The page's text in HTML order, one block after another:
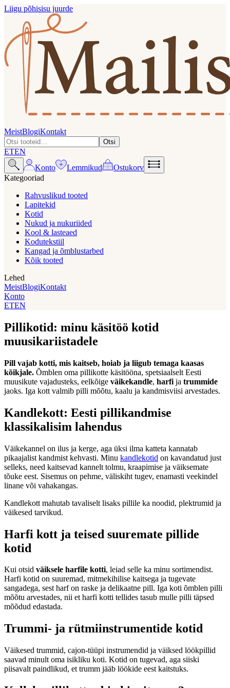
Liigu põhisisu juurde
MeistBlogiKontakt
Otsi
ETEN
Konto
Lemmikud
Ostukorv
Kategooriad
Rahvuslikud tooted
Lapitekid
Kotid
Nukud ja nukuriided
Kool & lasteaed
Kodutekstiil
Kangad ja õmblustarbed
Kõik tooted
Lehed
MeistBlogiKontakt
Konto
ETEN
Pillikotid: minu käsitöö kotid
muusikariistadele
Pill vajab kotti, mis kaitseb, hoiab ja liigub temaga kaasas
kõikjale. Õmblen oma pillikotte käsitööna, spetsiaalselt Eesti
muusikute vajadusteks, eelkõige väikekandle, harfi ja trummide
jaoks. Iga kott valmib pilli mõõtu, kaalu ja kandmisviisi arvestades.
Kandlekott: Eesti pillikandmise
klassikalisim lahendus
Väikekannel on ilus ja kerge, aga üksi ilma katteta kannatab
pikaajalist kandmist kehvasti. Minu kandlekotid on kavandatud just
selleks, need kaitsevad kannelt tolmu, kraapimise ja väiksemate
tõuke eest. Sisemus on pehme, väliskiht tugev, enamasti veekindel
linane või vahakangas.
Kandlekott mahutab tavaliselt lisaks pillile ka noodid, plektrumid ja
väikesed tarvikud.
Harfi kott ja teised suuremate pillide
kotid
Kui otsid väiksele harfile kotti, leiad selle ka minu sortimendist.
Harfi kotid on suuremad, mitmekihilise kaitsega ja tugevate
sangadega, sest harf on raske ja delikaatne pill. Iga koti õmblen pilli
mõõtu arvestades, nii et harfi kotti tellides tasub mulle pilli täpsed
mõõdud edastada.
Trummi- ja rütmiinstrumentide kotid
Väikesed trummid, cajon-tüüpi instrumendid ja väiksed löökpillid
saavad minult oma isikliku koti. Kotid on tugevad, aga siiski
piisavalt paindlikud, et trumm jääb löökide eest kaitstuks.